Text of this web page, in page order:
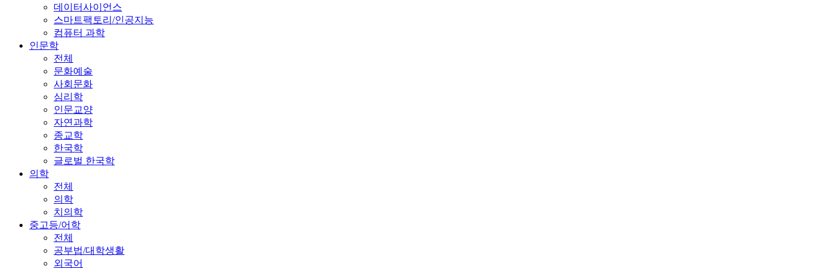
데이터사이언스
스마트팩토리/인공지능
컴퓨터 과학
인문학
전체
문화예술
사회문화
심리학
인문교양
자연과학
종교학
한국학
글로벌 한국학
의학
전체
의학
치의학
중고등/어학
전체
공부법/대학생활
외국어